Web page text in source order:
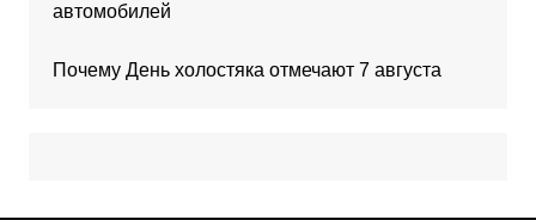
автомобилей
Почему День холостяка отмечают 7 августа